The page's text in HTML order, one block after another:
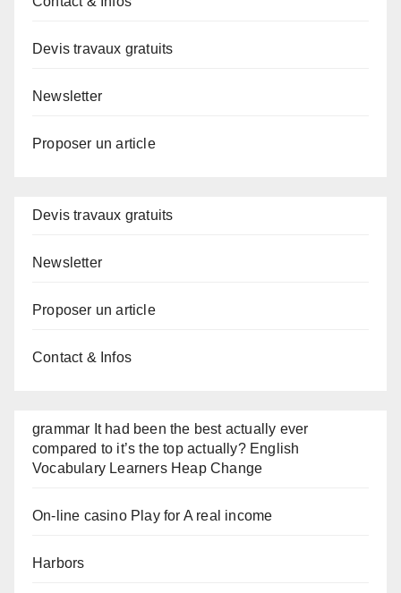
Devis travaux gratuits
Newsletter
Proposer un article
Devis travaux gratuits
Newsletter
Proposer un article
Contact & Infos
grammar It had been the best actually ever
compared to it’s the top actually? English
Vocabulary Learners Heap Change
On-line casino Play for A real income
Harbors